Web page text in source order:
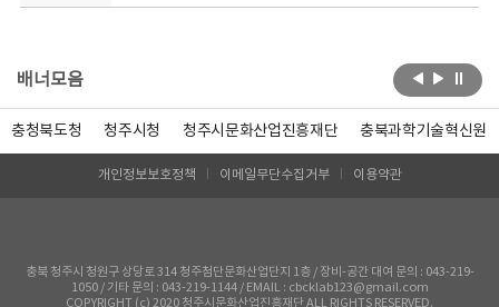
배너모음
충청북도청 청주시청 청주시문화산업진흥재단 충북과학기술혁신원
개인정보보호정책 이메일무단수집거부 이용약관
충북 청주시 청원구 상당로 314 청주첨단문화산업단지 1층 / 장비-공간 대여 문의 : 043-219-
1050 / 기타 문의 : 043-219-1144 / EMAIL : cbcklab123@gmail.com
COPYRIGHT (c) 2020 청주시문화산업진흥재단 ALL RIGHTS RESERVED.